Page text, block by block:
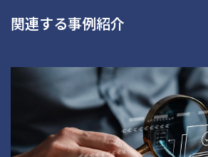
関連する事例紹介